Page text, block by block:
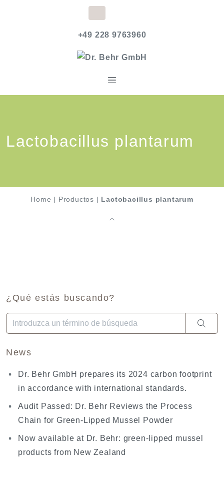
+49 228 9763960
Lactobacillus plantarum
Home | Productos | Lactobacillus plantarum
¿Qué estás buscando?
Cuando hay resultados autocompletados, puedes utilizar
News
Dr. Behr GmbH prepares its 2024 carbon footprint
in accordance with international standards.
Audit Passed: Dr. Behr Reviews the Process
Chain for Green-Lipped Mussel Powder
Now available at Dr. Behr: green-lipped mussel
products from New Zealand